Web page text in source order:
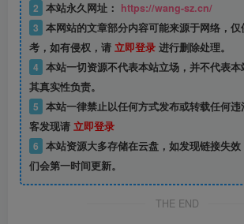
2 本站永久网址： https://wang-sz.cn/
3 本网站的文章部分内容可能来源于网络，
考，如有侵权，请 立即登录 进行删除处理。
4 本站一切资源不代表本站立场，并不代表
其真实性负责。
5 本站一律禁止以任何方式发布或转载任何
客发现请 立即登录
6 本站资源大多存储在云盘，如发现链接失效
们会第一时间更新。
THE END